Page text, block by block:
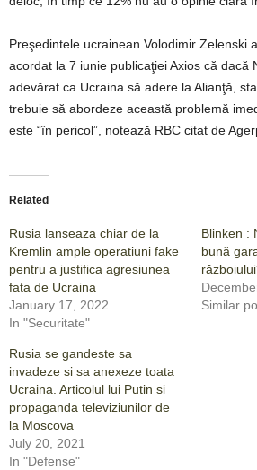
Preşedintele ucrainean Volodimir Zelenski
acordat la 7 iunie publicaţiei Axios că dacă
adevărat ca Ucraina să adere la Alianţă,
trebuie să abordeze această problemă
este “în pericol”, notează RBC citat de
Related
Rusia lanseaza chiar de la
Kremlin ample operatiuni fake
pentru a justifica agresiunea
fata de Ucraina
January 17, 2022
In "Securitate"
Blinken :
bună
Similar
Rusia se gandeste sa
invadeze si sa anexeze toata
Ucraina. Articolul lui Putin si
propaganda televiziunilor de
la Moscova
July 20, 2021
In "Defense"